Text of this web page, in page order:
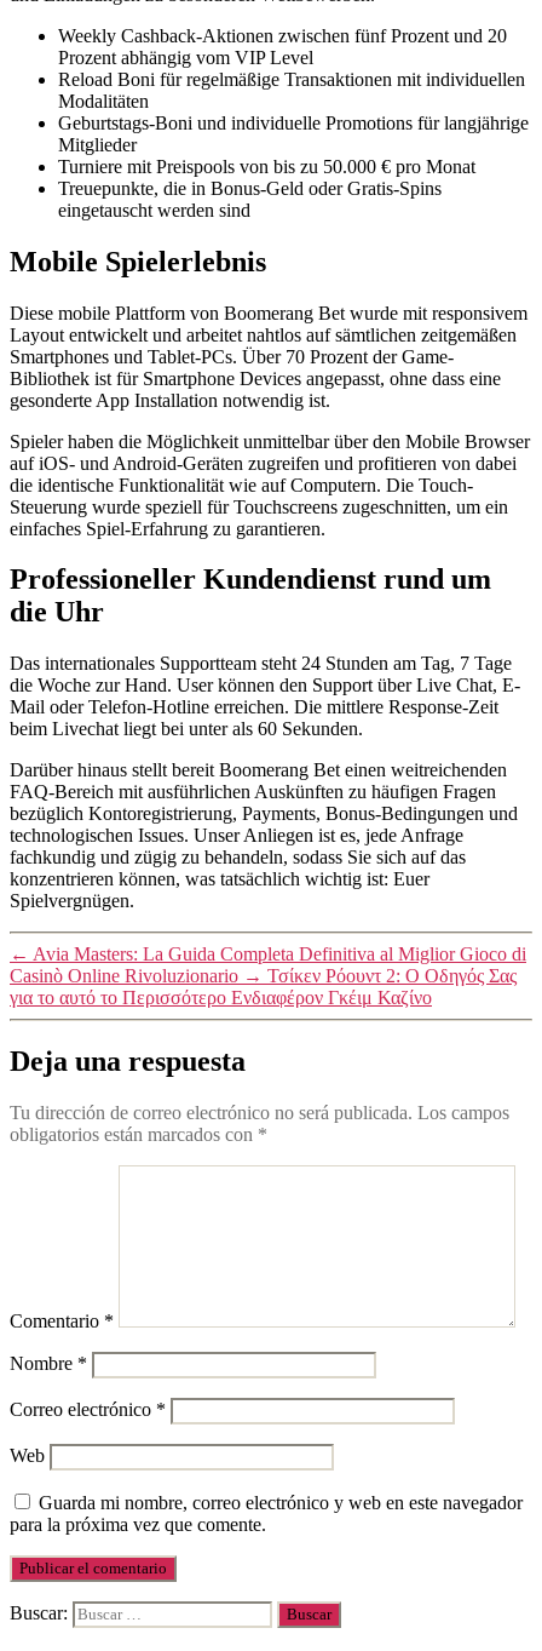
Weekly Cashback-Aktionen zwischen fünf Prozent und 20
Prozent abhängig vom VIP Level
Reload Boni für regelmäßige Transaktionen mit individuellen
Modalitäten
Geburtstags-Boni und individuelle Promotions für langjährige
Mitglieder
Turniere mit Preispools von bis zu 50.000 € pro Monat
Treuepunkte, die in Bonus-Geld oder Gratis-Spins
eingetauscht werden sind
Mobile Spielerlebnis
Diese mobile Plattform von Boomerang Bet wurde mit responsivem
Layout entwickelt und arbeitet nahtlos auf sämtlichen zeitgemäßen
Smartphones und Tablet-PCs. Über 70 Prozent der Game-
Bibliothek ist für Smartphone Devices angepasst, ohne dass eine
gesonderte App Installation notwendig ist.
Spieler haben die Möglichkeit unmittelbar über den Mobile Browser
auf iOS- und Android-Geräten zugreifen und profitieren von dabei
die identische Funktionalität wie auf Computern. Die Touch-
Steuerung wurde speziell für Touchscreens zugeschnitten, um ein
einfaches Spiel-Erfahrung zu garantieren.
Professioneller Kundendienst rund um
die Uhr
Das internationales Supportteam steht 24 Stunden am Tag, 7 Tage
die Woche zur Hand. User können den Support über Live Chat, E-
Mail oder Telefon-Hotline erreichen. Die mittlere Response-Zeit
beim Livechat liegt bei unter als 60 Sekunden.
Darüber hinaus stellt bereit Boomerang Bet einen weitreichenden
FAQ-Bereich mit ausführlichen Auskünften zu häufigen Fragen
bezüglich Kontoregistrierung, Payments, Bonus-Bedingungen und
technologischen Issues. Unser Anliegen ist es, jede Anfrage
fachkundig und zügig zu behandeln, sodass Sie sich auf das
konzentrieren können, was tatsächlich wichtig ist: Euer
Spielvergnügen.
← Avia Masters: La Guida Completa Definitiva al Miglior Gioco di
Casinò Online Rivoluzionario → Τσίκεν Ρόουντ 2: Ο Οδηγός Σας
για το αυτό το Περισσότερο Ενδιαφέρον Γκέιμ Καζίνο
Deja una respuesta
Tu dirección de correo electrónico no será publicada. Los campos
obligatorios están marcados con *
Comentario *
Nombre *
Correo electrónico *
Web
Guarda mi nombre, correo electrónico y web en este navegador
para la próxima vez que comente.
Buscar: